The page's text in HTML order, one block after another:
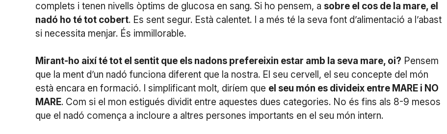
complets i tenen nivells òptims de glucosa en sang. Si ho pensem, a sobre el cos de la mare, el
nadó ho té tot cobert. Es sent segur. Està calentet. I a més té la seva font d’alimentació a l’abast
si necessita menjar. És immillorable.
Mirant-ho així té tot el sentit que els nadons prefereixin estar amb la seva mare, oi? Pensem
que la ment d’un nadó funciona diferent que la nostra. El seu cervell, el seu concepte del món
està encara en formació. I simplificant molt, diríem que el seu món es divideix entre MARE i NO
MARE. Com si el mon estigués dividit entre aquestes dues categories. No és fins als 8-9 mesos
que el nadó comença a incloure a altres persones importants en el seu món intern.